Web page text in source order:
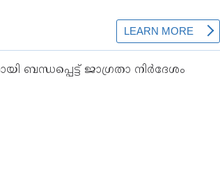
ബന്ധപ്പെട്ട് ജാഗ്രതാ നിര്‍ദേശം